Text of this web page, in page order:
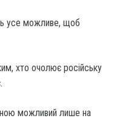
усе можливе, щоб
хто очолює російську
можливий лише на